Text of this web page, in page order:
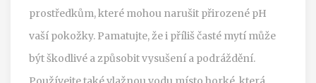
prostředkům, které mohou narušit přirozené pH
vaší pokožky. Pamatujte, že i příliš časté mytí může
být škodlivé a způsobit vysušení a podráždění.